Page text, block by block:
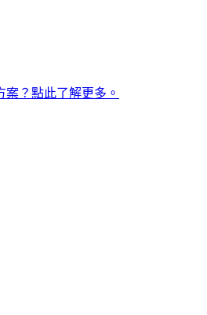
案？點此了解更多。